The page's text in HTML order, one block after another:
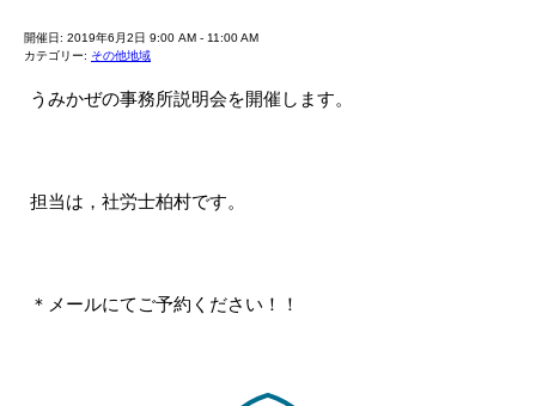
開催日: 2019年6月2日 9:00 AM - 11:00 AM
カテゴリー: その他地域
うみかぜの事務所説明会を開催します。
担当は，社労士柏村です。
＊メールにてご予約ください！！